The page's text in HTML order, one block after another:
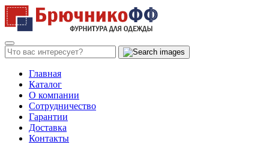
Главная
Каталог
О компании
Сотрудничество
Гарантии
Доставка
Контакты